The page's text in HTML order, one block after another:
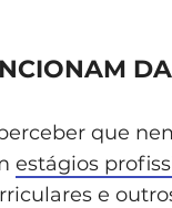
que
estágios
e